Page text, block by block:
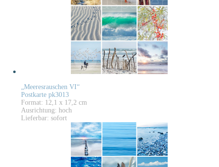
„Meeresrauschen VI“
Postkarte pk3013
Format: 12,1 x 17,2 cm
Ausrichtung: hoch
Lieferbar: sofort